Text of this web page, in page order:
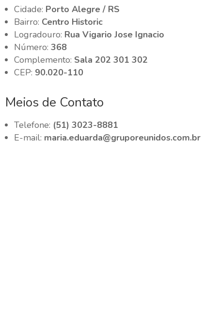
Cidade: Porto Alegre / RS
Bairro: Centro Historic
Logradouro: Rua Vigario Jose Ignacio
Número:368
Complemento: Sala 202 301 302
CEP: 90.020-110
Meios de Contato
Telefone: (51) 3023-8881
E-mail: maria.eduarda@gruporeunidos.com.br